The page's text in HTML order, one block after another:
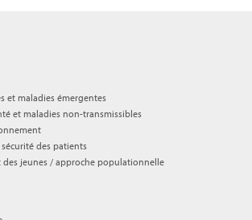
et maladies émergentes
et maladies non-transmissibles
sécurité des patients
des jeunes / approche populationnelle